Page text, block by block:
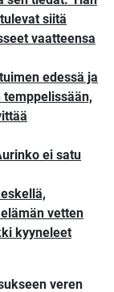
siitä
vaatteensa
edessä ja
ei satu
vetten
kyyneleet
veren